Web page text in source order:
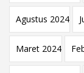
Agustus 2024
Maret 2024